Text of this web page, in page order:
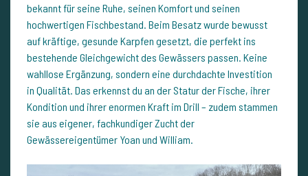
bekannt für seine Ruhe, seinen Komfort und seinen
hochwertigen Fischbestand. Beim Besatz wurde bewusst
auf kräftige, gesunde Karpfen gesetzt, die perfekt ins
bestehende Gleichgewicht des Gewässers passen. Keine
wahllose Ergänzung, sondern eine durchdachte Investition
in Qualität. Das erkennst du an der Statur der Fische, ihrer
Kondition und ihrer enormen Kraft im Drill – zudem stammen
sie aus eigener, fachkundiger Zucht der
Gewässereigentümer Yoan und William.